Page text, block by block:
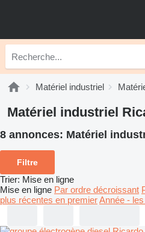
Matériel industriel
Matériel industriel
8 annonces: Matériel
Filtre
Trier: Mise en ligne
Mise en ligne Par ordre décroissant
plus récentes en premierAnnée -